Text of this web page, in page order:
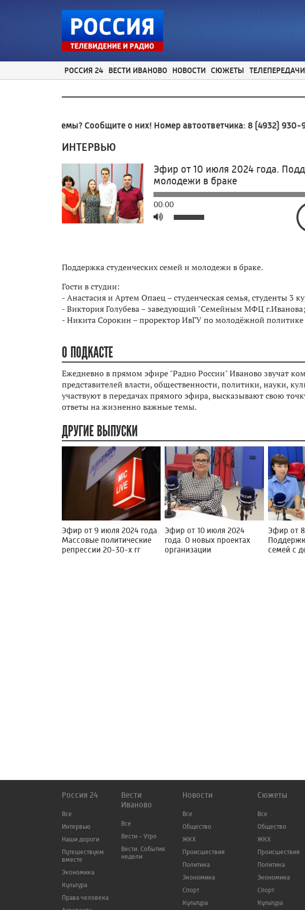
РОССИЯ 24 ВЕСТИ ИВАНОВО НОВОСТИ СЮЖЕТЫ ТЕЛЕПЕРЕДАЧИ
проблемы? Сообщите о них! Номер автоответчика:8 (4932) 930-930
ИНТЕРВЬЮ
Эфир от 10 июля 2024 года.
молодежи в браке
00:00
Поддержка студенческих семей и молодежи в браке.
Гости в студии:
- Анастасия и Артем Опаец – студенческая семья, студенты 3
- Виктория Голубева – заведующий "Семейным МФЦ г.Иванова;
- Никита Сорокин – проректор ИвГУ по молодёжной
О ПОДКАСТЕ
Ежедневно в прямом эфире "Радио России" Иваново звучат
представителей власти, общественности, политики, науки,
участвуют в передачах прямого эфира, высказывают свою
ответы на жизненно важные темы.
ДРУГИЕ ВЫПУСКИ
Эфир от 9 июля 2024 года.
Массовые политические
репрессии 20-30-х гг
Эфир от 10 июля 2024
года. О новых проектах
организации
Эфир от
семей с
Россия 24
Все
Интервью
Наши дороги
Путешествуем
вместе
Экономика
Культура
Права человека
Вести
Иваново
Все
Вести - Утро
Вести. События
недели
Новости
Все
Общество
ЖКХ
Происшествия
Политика
Экономика
Спорт
Культура
Сюжеты
Все
Общество
ЖКХ
Происшествия
Политика
Экономика
Спорт
Культура